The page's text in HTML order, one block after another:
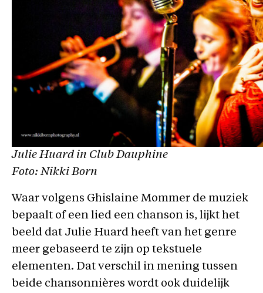
Julie Huard in Club Dauphine
Foto: Nikki Born
Waar volgens Ghislaine Mommer de muziek
bepaalt of een lied een chanson is, lijkt het
beeld dat Julie Huard heeft van het genre
meer gebaseerd te zijn op tekstuele
elementen. Dat verschil in mening tussen
beide chansonnières wordt ook duidelijk